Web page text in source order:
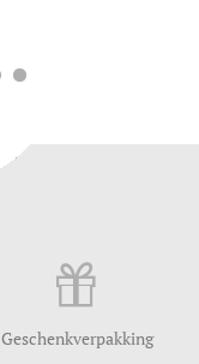
Geschenkverpakking